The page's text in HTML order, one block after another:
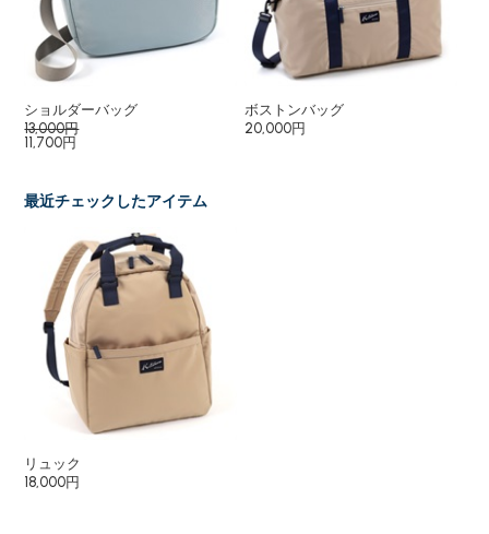
ショルダーバッグ
13,000円
11,700円
ボストンバッグ
20,000円
最近チェックしたアイテム
リュック
18,000円